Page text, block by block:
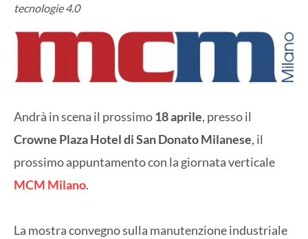
tecnologie 4.0
Andrà in scena il prossimo18 aprile, presso il
Crowne Plaza Hotel di San Donato Milanese, il
prossimo appuntamento con la giornata verticale
MCM Milano.
La mostra convegno sulla manutenzione industriale